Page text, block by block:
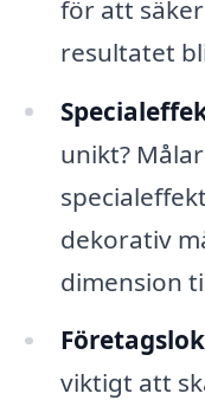
för att
resultatet
unikt?
dekorativ
dimension
viktigt att